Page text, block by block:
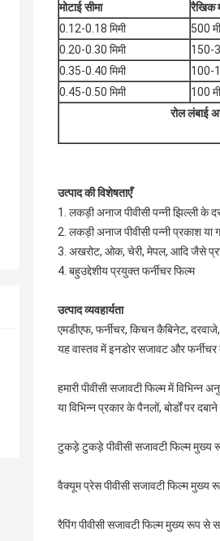
मोटाई सीमा
रैखिक
0.12-0.18 मिमी
500
0.20-0.30 मिमी
150-
0.35-0.40 मिमी
100-
0.45-0.50 मिमी
100
रोल लंबाई
उत्पाद की विशेषताएँ
1. लकड़ी अनाज पीवीसी पन्नी झिल्ली
2. लकड़ी अनाज पीवीसी पन्नी प्रकाश या
3. अखरोट, ओक, चेरी, मेपल, आदि जैसे
4. बहुउद्देशीय प्रयुक्त फर्नीचर फिल्म
उत्पाद व्यवहार्यता
एमडीएफ, फर्नीचर, किचन कैबिनेट,
यह वास्तव में इनडोर सजावट और फर्नीचर
हमारी पीवीसी सजावटी फिल्म में
या विभिन्न प्रकार के पैनलों, बोर्डों पर
टुकड़े टुकड़े पीवीसी सजावटी फिल्म मुख्य
वैक्यूम प्रेस पीवीसी सजावटी फिल्म
रैपिंग पीवीसी सजावटी फिल्म मुख्य रूप